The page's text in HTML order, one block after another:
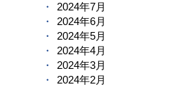
2024年7月
2024年6月
2024年5月
2024年4月
2024年3月
2024年2月